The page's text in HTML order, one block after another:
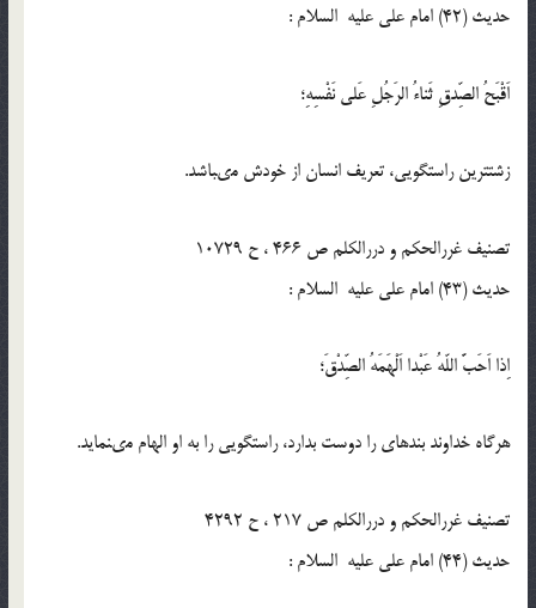
حدیث (42) امام على عليه السلام :
اَقْبَحُ الصِّدقِ ثَناءُ الرَجُلِ عَلى نَفْسِهِ؛
زشت‏ترين راستگويى، تعريف انسان از خودش مى‏باشد.
تصنیف غررالحکم و دررالکلم ص 466 ، ح 10729
حدیث (43) امام على عليه السلام :
اِذا اَحَبَّ اللّه‏ُ عَبْدا اَلْهَمَهُ الصِّدْقَ؛
هرگاه خداوند بنده‏اى را دوست بدارد، راستگويى را به او الهام مى‏نمايد.
تصنیف غررالحکم و دررالکلم ص 217 ، ح 4292
حدیث (44) امام على عليه السلام :